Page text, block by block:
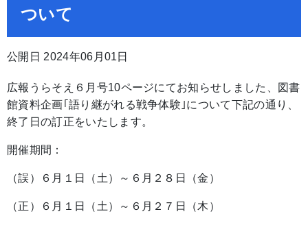
ついて
公開日 2024年06月01日
広報うらそえ６月号10ページにてお知らせしました、図書
館資料企画｢語り継がれる戦争体験｣について下記の通り、
終了日の訂正をいたします。
開催期間：
（誤）６月１日（土）～６月２８日（金）
（正）６月１日（土）～６月２７日（木）